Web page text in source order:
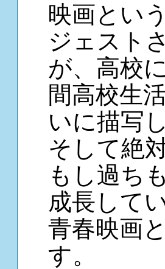
映画とい
ジェスト
が、高校
間高校生
いに描写
そして絶
もし過ち
成長して
青春映画
す。